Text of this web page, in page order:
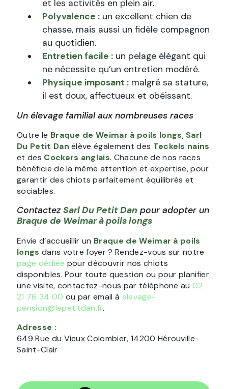
et les activités en plein air.
Polyvalence : un excellent chien de
chasse, mais aussi un fidèle compagnon
au quotidien.
Entretien facile : un pelage élégant qui
ne nécessite qu’un entretien modéré.
Physique imposant : malgré sa stature,
il est doux, affectueux et obéissant.
Un élevage familial aux nombreuses races
Outre le Braque de Weimar à poils longs, Sarl
Du Petit Dan élève également des Teckels nains
et des Cockers anglais. Chacune de nos races
bénéficie de la même attention et expertise, pour
garantir des chiots parfaitement équilibrés et
sociables.
ContactezSarl Du Petit Dan pour adopter un
Braque de Weimar à poils longs
Envie d’accueillir un Braque de Weimar à poils
longs dans votre foyer ? Rendez-vous sur notre
page dédiée pour découvrir nos chiots
disponibles. Pour toute question ou pour planifier
une visite, contactez-nous par téléphone au02
21 76 34 00 ou par email à elevage-
pension@lepetitdan.fr.
Adresse :
649 Rue du Vieux Colombier, 14200 Hérouville-
Saint-Clair